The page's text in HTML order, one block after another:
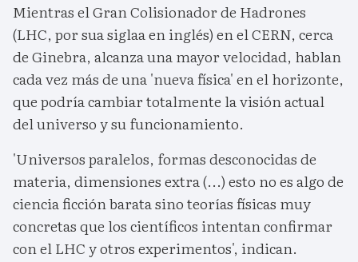
Mientras el Gran Colisionador de Hadrones
(LHC, por sua siglaa en inglés) en el CERN, cerca
de Ginebra, alcanza una mayor velocidad, hablan
cada vez más de una 'nueva física' en el horizonte,
que podría cambiar totalmente la visión actual
del universo y su funcionamiento.
'Universos paralelos, formas desconocidas de
materia, dimensiones extra (...) esto no es algo de
ciencia ficción barata sino teorías físicas muy
concretas que los científicos intentan confirmar
con el LHC y otros experimentos', indican.